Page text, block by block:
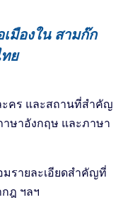
มืองใน สามก๊ก
ย
คร และสถานที่สำคัญ
าษาอังกฤษ และภาษา
มรายละเอียดสำคัญที่
ฎ ฯลฯ